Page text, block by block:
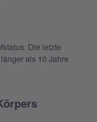
Die letzte
als 10 Jahre